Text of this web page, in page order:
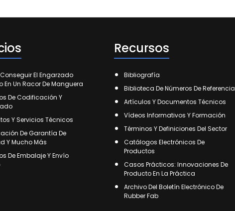
El Engarzado
En Un Racor De Manguera
De Codificación Y
Y Servicios Técnicos
De Garantía De
Y Mucho Más
De Embalaje Y Envío
Recursos
Bibliografía
Biblioteca De Números De Referencia
Artículos Y Documentos Técnicos
Vídeos Informativos Y Formación
Términos Y Definiciones Del Sector
Catálogos Electrónicos De
Productos
Casos Prácticos: Innovaciones De
Producto En La Práctica
Archivo Del Boletín Electrónico De
Rubber Fab